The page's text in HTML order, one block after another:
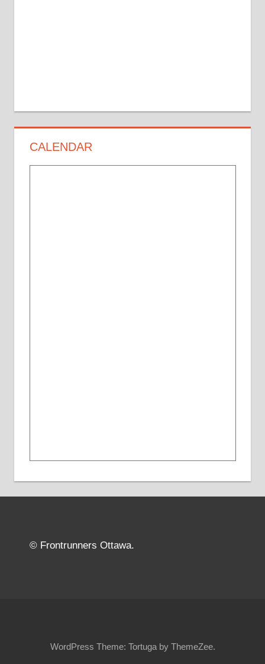
CALENDAR
© Frontrunners Ottawa.
WordPress Theme: Tortuga by ThemeZee.